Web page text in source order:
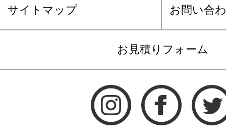
サイトマップ お問い合
お見積りフォーム